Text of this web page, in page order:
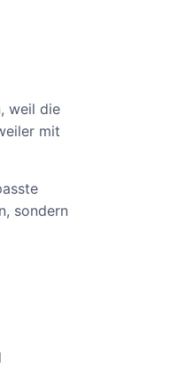
weil die
mit
sondern